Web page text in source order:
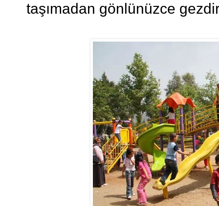
taşımadan gönlünüzce